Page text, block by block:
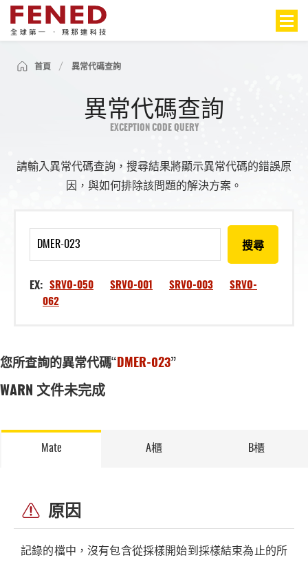
首頁 異常代碼查詢
異常代碼查詢
EXCEPTION CODE QUERY
請輸入異常代碼查詢，搜尋結果將顯示異常代碼的錯誤原
因，與如何排除該問題的解決方案。
搜尋
EX: SRVO-050 SRVO-001 SRVO-003
SRVO-
062
您所查詢的異常代碼“ DMER-023”
WARN 文件未完成
Mate A櫃 B櫃
原因
記錄的檔中，沒有包含從採樣開始到採樣結束為止的所